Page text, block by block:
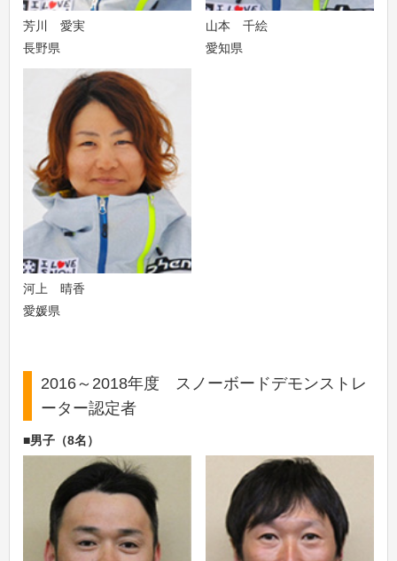
芳川 愛実
長野県
山本 千絵
愛知県
河上 晴香
愛媛県
2016～2018年度 スノーボードデモンストレ
ーター認定者
■男子（8名）